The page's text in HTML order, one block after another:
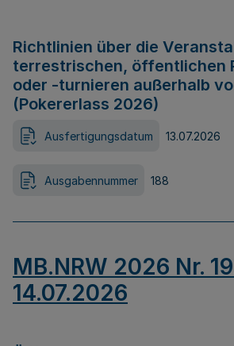
Richtlinien über die
terrestrischen, öffentlichen
oder -turnieren außerhalb
(Pokererlass 2026)
Ausfertigungsdatum 13.07.2026
Ausgabennummer 188
MB.NRW 2026 Nr.
14.07.2026